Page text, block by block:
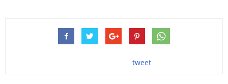
tweet